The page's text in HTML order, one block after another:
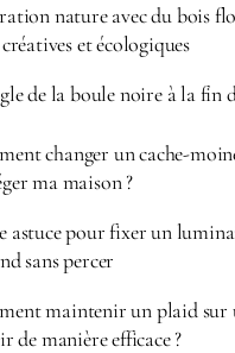
nature avec du bois
créatives et écologiques
de la boule noire à la fin
changer un cache-
ma maison ?
astuce pour fixer un
sans percer
maintenir un plaid sur
de manière efficace ?